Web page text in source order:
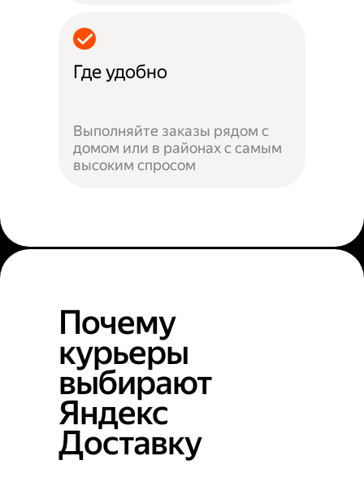
Где удобно
Выполняйте заказы рядом с
домом или в районах с самым
высоким спросом
Почему
курьеры
выбирают
Яндекс
Доставку